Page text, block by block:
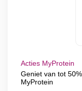
Acties MyProtein
Geniet van tot
MyProtein